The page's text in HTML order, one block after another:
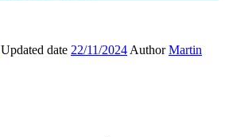
Updated date 22/11/2024 AuthorMartin